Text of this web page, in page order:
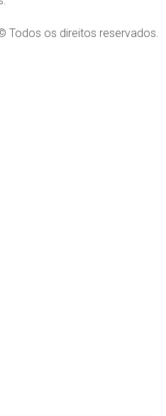
Todos os direitos reservados.